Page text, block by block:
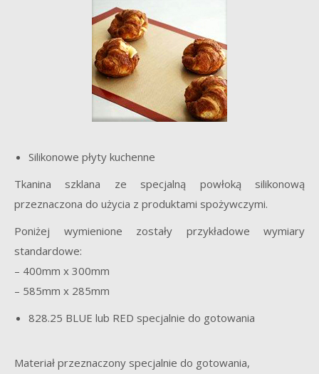
Silikonowe płyty kuchenne
Tkanina szklana ze specjalną powłoką silikonową
przeznaczona do użycia z produktami spożywczymi.
Poniżej wymienione zostały przykładowe wymiary
standardowe:
– 400mm x 300mm
– 585mm x 285mm
828.25 BLUE lub RED specjalnie do gotowania
Materiał przeznaczony specjalnie do gotowania,